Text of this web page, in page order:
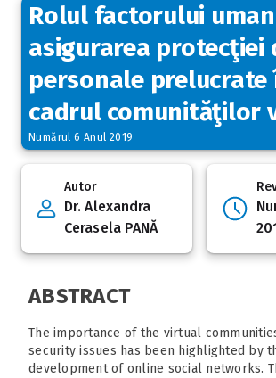
Rolul factorului
asigurarea protecţiei
personale prelucrate
cadrul comunităţilor
Numărul 6 Anul 2019
Autor
Dr. Alexandra
Cerasela PANĂ
ABSTRACT
The importance of the virtual
security issues has been highlighted by
development of online social networks.